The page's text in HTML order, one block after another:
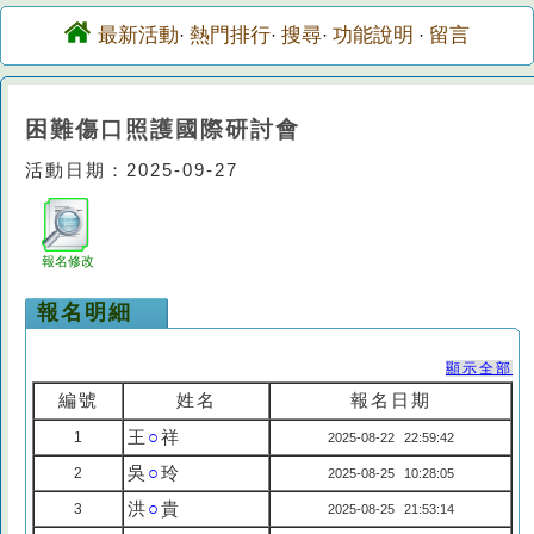
最新活動· 熱門排行· 搜尋· 功能說明 · 留言
困難傷口照護國際研討會
活動日期：2025-09-27
報名修改
報名明細
顯示全部
編號 姓名 報名日期
1 王 ○祥 2025-08-22 22:59:42
2 吳 ○玲 2025-08-25 10:28:05
3 洪○貴 2025-08-25 21:53:14